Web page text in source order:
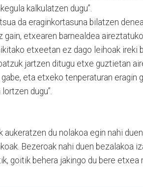
kalkulatzen dugu”.
da eraginkortasuna bilatzen
etxearen barnealdea
etxeetan ez dago leihoak ireki
jartzen ditugu etxe guztietan
eta etxeko tenperaturan eragin
dugu”.
du nolakoa egin nahi
Bezeroak nahi duen bezalakoa
goitik behera jakingo du bere etxea